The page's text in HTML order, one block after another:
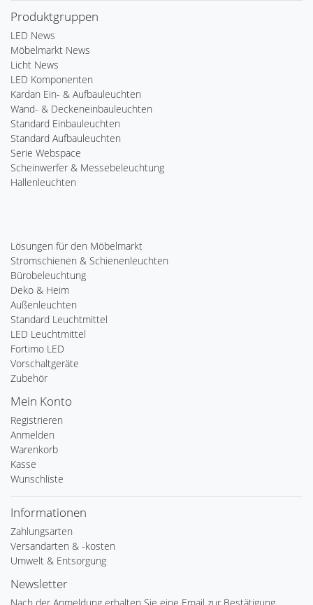
Produktgruppen
LED News
Möbelmarkt News
Licht News
LED Komponenten
Kardan Ein- & Aufbauleuchten
Wand- & Deckeneinbauleuchten
Standard Einbauleuchten
Standard Aufbauleuchten
Serie Webspace
Scheinwerfer & Messebeleuchtung
Hallenleuchten
Lösungen für den Möbelmarkt
Stromschienen & Schienenleuchten
Bürobeleuchtung
Deko & Heim
Außenleuchten
Standard Leuchtmittel
LED Leuchtmittel
Fortimo LED
Vorschaltgeräte
Zubehör
Mein Konto
Registrieren
Anmelden
Warenkorb
Kasse
Wunschliste
Informationen
Zahlungsarten
Versandarten & -kosten
Umwelt & Entsorgung
Newsletter